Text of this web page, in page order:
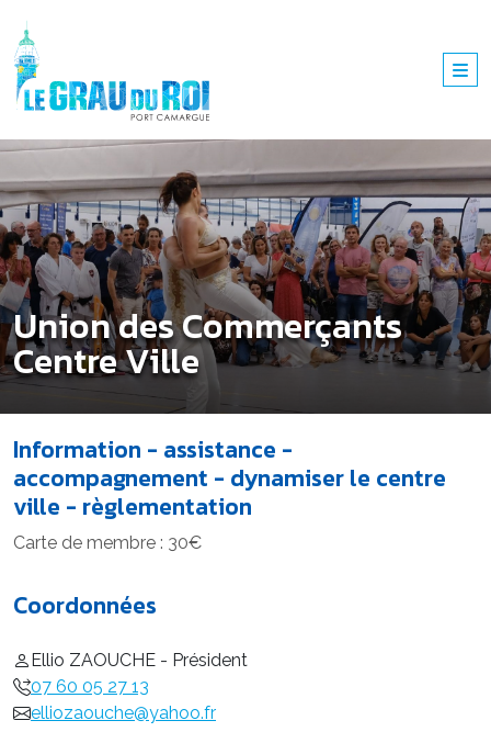
Union des Commerçants
Centre Ville
Information - assistance -
accompagnement - dynamiser le centre
ville - règlementation
Carte de membre : 30€
Coordonnées
Ellio ZAOUCHE - Président
07 60 05 27 13
elliozaouche@yahoo.fr